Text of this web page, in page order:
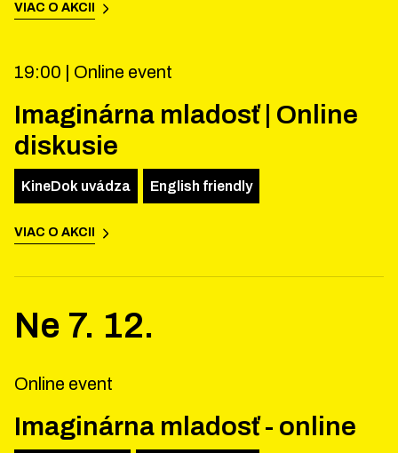
VIAC O AKCII
19:00 | Online event
Imaginárna mladosť | Online
diskusie
KineDok uvádza English friendly
VIAC O AKCII
Ne 7. 12.
Online event
Imaginárna mladosť - online